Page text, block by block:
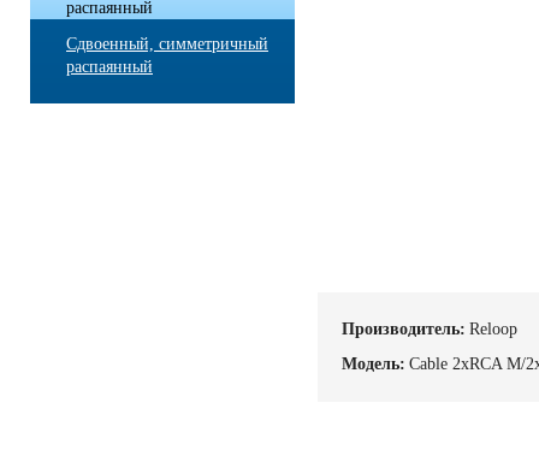
распаянный
Сдвоенный, симметричный
распаянный
Производитель: Reloop
Модель: Cable 2xRCA M/